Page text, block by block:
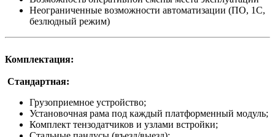
Неограниченные возможности автоматизации (ПО, 1С,
безлюдный режим)
Комплектация:
Стандартная:
Грузоприемное устройство;
Установочная рама под каждый платформенный модуль;
Комплект тензодатчиков и узлами встройки;